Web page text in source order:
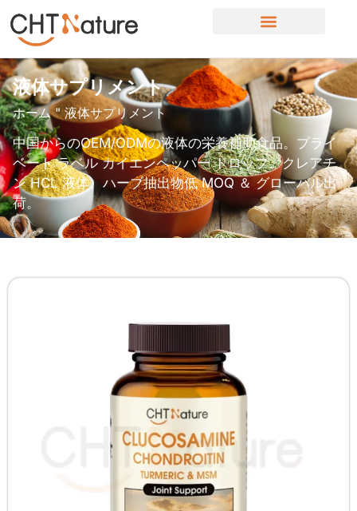
液体サプリメント
ホーム"液体サプリメント
中国からのOEM/ODMの液体の栄養補助食品。プライ
ベート ラベル カイエンペッパー ドロップ、クレアチ
ン HCL 液体、ハーブ抽出物低 MOQ ＆ グローバル出
荷。